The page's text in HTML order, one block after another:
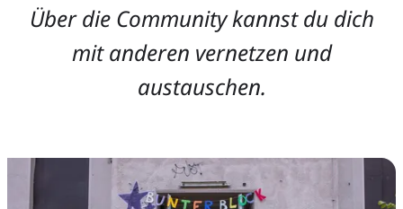
Über die Community kannst du dich
mit anderen vernetzen und
austauschen.